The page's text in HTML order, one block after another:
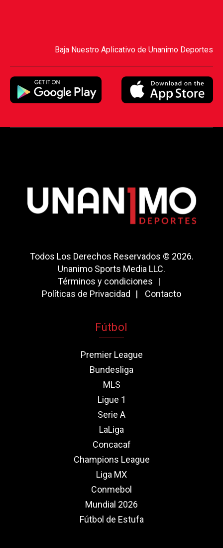
Baja Nuestro Aplicativo de Unanimo Deportes
Todos Los Derechos Reservados © 2026.
Unanimo Sports Media LLC.
Términos y condiciones
Políticas de Privacidad
Contacto
Fútbol
Premier League
Bundesliga
MLS
Ligue 1
Serie A
LaLiga
Concacaf
Champions League
Liga MX
Conmebol
Mundial 2026
Fútbol de Estufa